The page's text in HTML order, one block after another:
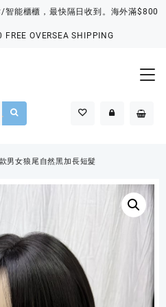
能櫃櫃，最快隔日收到。海外滿$800
OVERSEA SHIPPING
男女狼尾自然黑加長短髮